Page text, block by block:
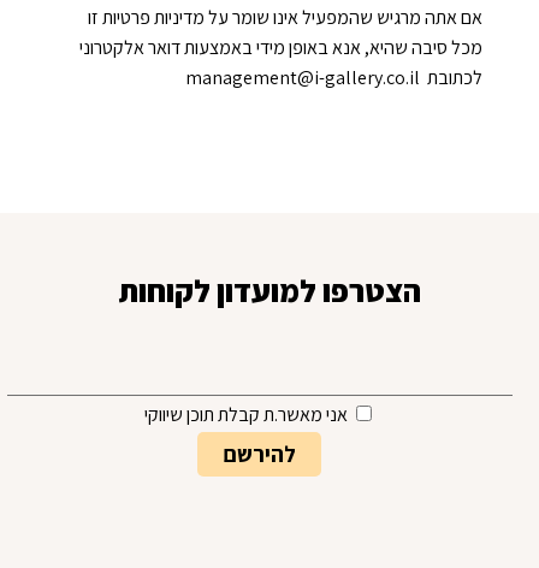
אם אתה מרגיש שהמפעיל אינו שומר על מדיניות פרטיות זו
מכל סיבה שהיא, אנא באופן מידי באמצעות דואר אלקטרוני
לכתובת management@i-gallery.co.il
הצטרפו למועדון לקוחות
אני מאשר.ת קבלת תוכן שיווקי